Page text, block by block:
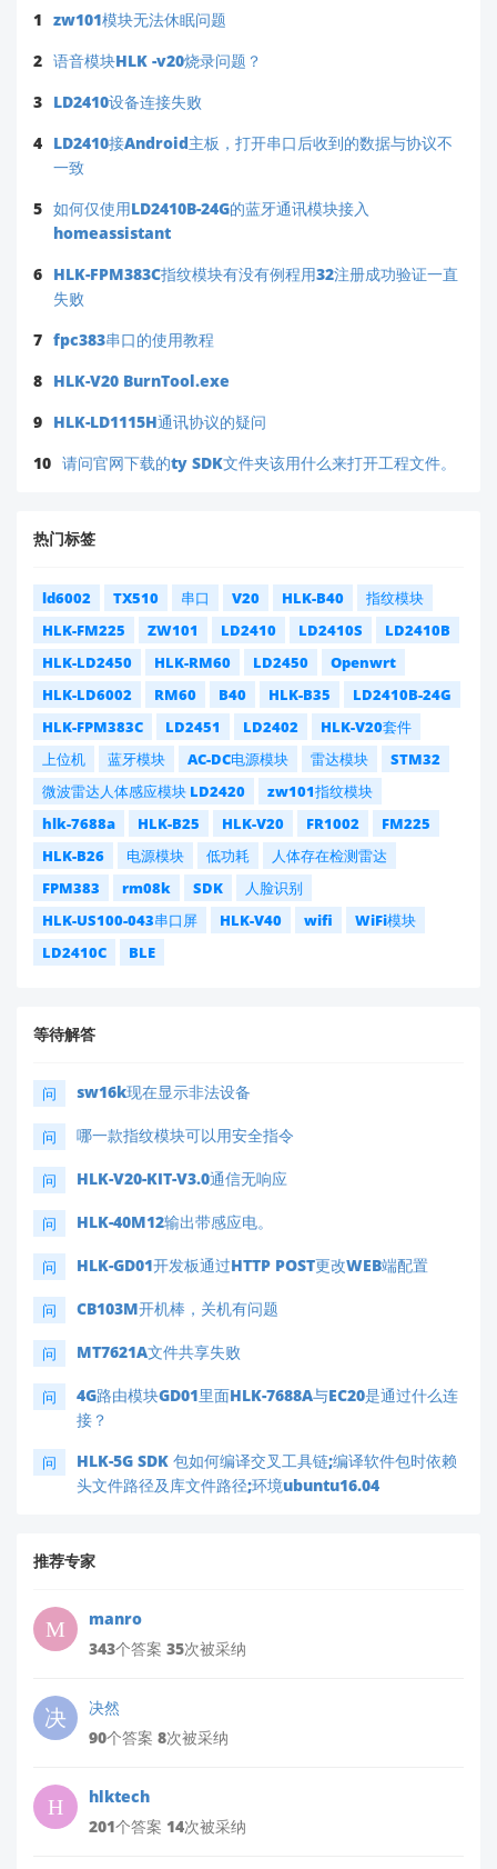
（标题注明：[HLK-ZW101] 测试工具问题-长沙寻简
语音方案），我司技术团队可提供
高效完成校园语音报警器项目中的指纹集成环节。感谢
您的信任，我们将全力保障您的开发体验！
1 zw101模块无法休眠问题
2 语音模块HLK -v20烧录问题？
3 LD2410设备连接失败
4 LD2410接Android主板，打开串口后收到的数据与协议不
一致
5 如何仅使用LD2410B-24G的蓝牙通讯模块接入
homeassistant
6 HLK-FPM383C指纹模块有没有例程用32注册成功验证一直
失败
7 fpc383串口的使用教程
8 HLK-V20 BurnTool.exe
9 HLK-LD1115H通讯协议的疑问
10 请问官网下载的ty SDK文件夹该用什么来打开工程文件。
热门标签
ld6002 TX510 串口 V20 HLK-B40
指纹模块
HLK-FM225
ZW101 LD2410 LD2410S
LD2410B
HLK-LD2450
HLK-RM60 LD2450
Openwrt
HLK-LD6002
RM60 B40 HLK-B35
LD2410B-24G
HLK-FPM383C
LD2451 LD2402
HLK-V20套件
上位机
蓝牙模块 AC-DC电源模块 雷达模块
STM32
微波雷达人体感应模块 LD2420
zw101指纹模块
hlk-7688a
HLK-B25 HLK-V20 FR1002
FM225
HLK-B26
电源模块 低功耗
人体存在检测雷达
FPM383
rm08k SDK
人脸识别
HLK-US100-043串口屏
HLK-V40 wifi
WiFi模块
LD2410C
BLE
等待解答
问 sw16k现在显示非法设备
问 哪一款指纹模块可以用安全指令
问 HLK-V20-KIT-V3.0通信无响应
问 HLK-40M12输出带感应电。
问 HLK-GD01开发板通过HTTP POST更改WEB端配置
问 CB103M开机棒，关机有问题
问 MT7621A文件共享失败
问
4G路由模块GD01里面HLK-7688A与EC20是通过什么连
接？
问
HLK-5G SDK 包如何编译交叉工具链;编译软件包时依赖
头文件路径及库文件路径;环境ubuntu16.04
推荐专家
manro
343个答案 35次被采纳
决然
90个答案 8次被采纳
hlktech
201个答案 14次被采纳